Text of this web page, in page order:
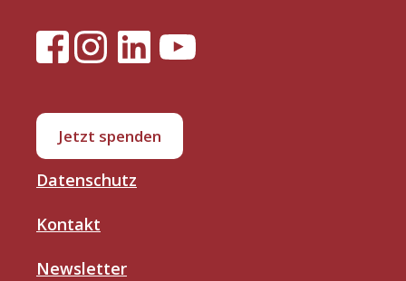
Jetzt spenden
Datenschutz
Kontakt
Newsletter